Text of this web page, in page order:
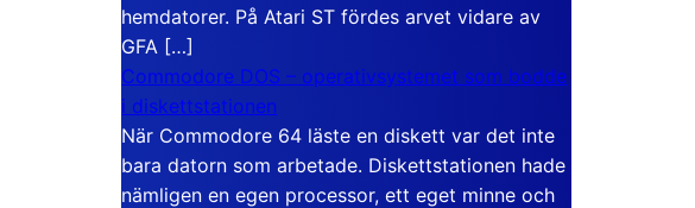
hemdatorer. På Atari ST fördes arvet vidare av
GFA […]
Commodore DOS – operativsystemet som bodde
i diskettstationen
När Commodore 64 läste en diskett var det inte
bara datorn som arbetade. Diskettstationen hade
nämligen en egen processor, ett eget minne och